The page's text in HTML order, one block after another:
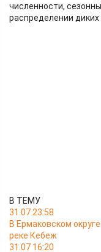
численности,
распределении
В ТЕМУ
31.07 23:58
В Ермаковском
реке Кебеж
31.07 16:20